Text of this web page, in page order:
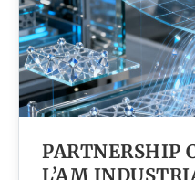
PARTNERSHIP
L’AM